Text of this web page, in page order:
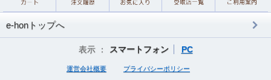
e-honトップへ
表示 ： スマートフォン PC
運営会社概要 プライバシーポリシー